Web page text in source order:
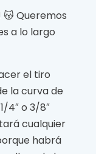
😽 Queremos
a lo largo
el tiro
la curva de
4″ o 3/8″
cualquier
habrá